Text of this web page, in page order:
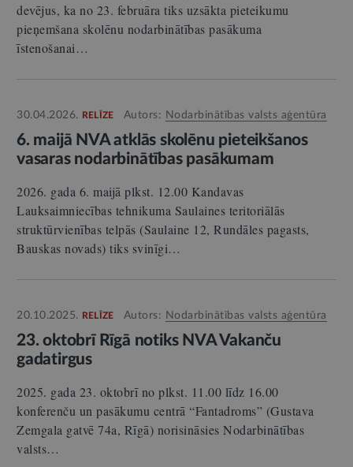
devējus, ka no 23. februāra tiks uzsākta pieteikumu
pieņemšana skolēnu nodarbinātības pasākuma
īstenošanai…
30.04.2026. RELĪZE Autors: Nodarbinātības valsts aģentūra
6. maijā NVA atklās skolēnu pieteikšanos
vasaras nodarbinātības pasākumam
2026. gada 6. maijā plkst. 12.00 Kandavas
Lauksaimniecības tehnikuma Saulaines teritoriālās
struktūrvienības telpās (Saulaine 12, Rundāles pagasts,
Bauskas novads) tiks svinīgi…
20.10.2025. RELĪZE Autors: Nodarbinātības valsts aģentūra
23. oktobrī Rīgā notiks NVA Vakanču
gadatirgus
2025. gada 23. oktobrī no plkst. 11.00 līdz 16.00
konferenču un pasākumu centrā “Fantadroms” (Gustava
Zemgala gatvē 74a, Rīgā) norisināsies Nodarbinātības
valsts…